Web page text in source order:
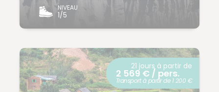
NIVEAU
1/5
21 jours à partir de
2 569 € / pers.
Transport à partir de 1 200 €